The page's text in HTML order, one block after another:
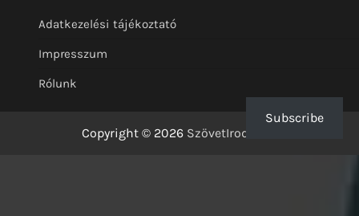
Adatkezelési tájékoztató
Impresszum
Rólunk
Copyright © 2026 SzövetIrodalom
Subscribe